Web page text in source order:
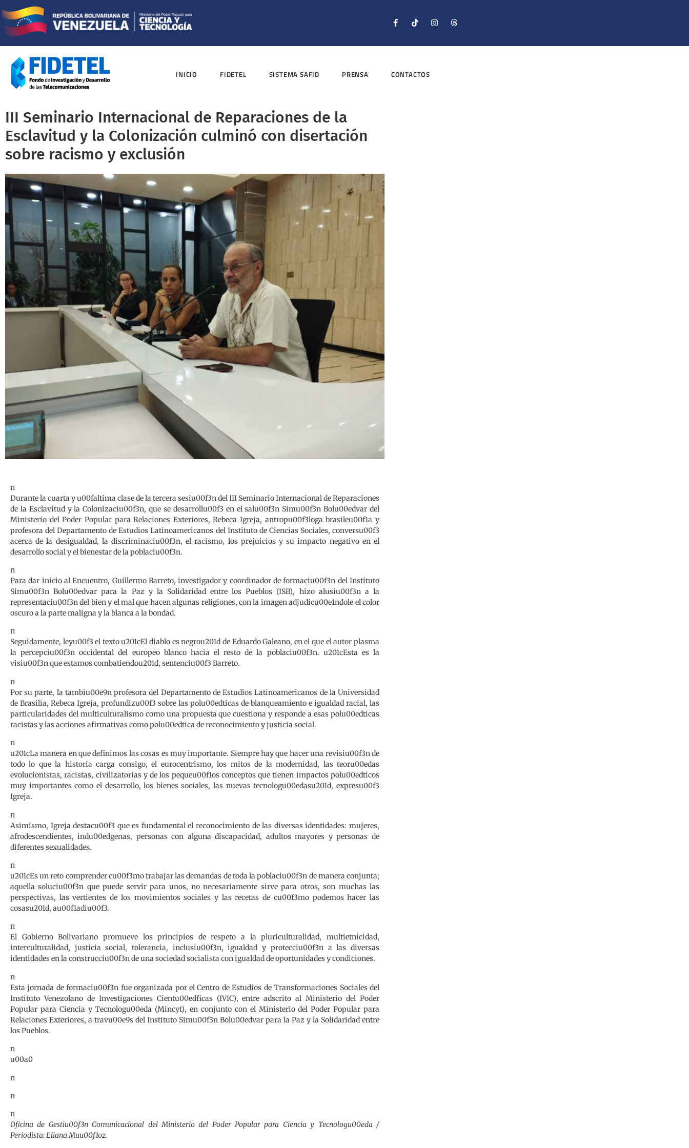
INICIO FIDETEL SISTEMA SAFID PRENSA CONTACTOS
III Seminario Internacional de Reparaciones de la
Esclavitud y la Colonización culminó con disertación
sobre racismo y exclusión
n
Durante la cuarta y u00faltima clase de la tercera sesiu00f3n del III Seminario Internacional de Reparaciones
de la Esclavitud y la Colonizaciu00f3n, que se desarrollu00f3 en el salu00f3n Simu00f3n Bolu00edvar del
Ministerio del Poder Popular para Relaciones Exteriores, Rebeca Igreja, antropu00f3loga brasileu00f1a y
profesora del Departamento de Estudios Latinoamericanos del Instituto de Ciencias Sociales, conversu00f3
acerca de la desigualdad, la discriminaciu00f3n, el racismo, los prejuicios y su impacto negativo en el
desarrollo social y el bienestar de la poblaciu00f3n.
n
Para dar inicio al Encuentro, Guillermo Barreto, investigador y coordinador de formaciu00f3n del Instituto
Simu00f3n Bolu00edvar para la Paz y la Solidaridad entre los Pueblos (ISB), hizo alusiu00f3n a la
representaciu00f3n del bien y el mal que hacen algunas religiones, con la imagen adjudicu00e1ndole el color
oscuro a la parte maligna y la blanca a la bondad.
n
Seguidamente, leyu00f3 el texto u201cEl diablo es negrou201d de Eduardo Galeano, en el que el autor plasma
la percepciu00f3n occidental del europeo blanco hacia el resto de la poblaciu00f3n. u201cEsta es la
visiu00f3n que estamos combatiendou201d, sentenciu00f3 Barreto.
n
Por su parte, la tambiu00e9n profesora del Departamento de Estudios Latinoamericanos de la Universidad
de Brasilia, Rebeca Igreja, profundizu00f3 sobre las polu00edticas de blanqueamiento e igualdad racial, las
particularidades del multiculturalismo como una propuesta que cuestiona y responde a esas polu00edticas
racistas y las acciones afirmativas como polu00edtica de reconocimiento y justicia social.
n
u201cLa manera en que definimos las cosas es muy importante. Siempre hay que hacer una revisiu00f3n de
todo lo que la historia carga consigo, el eurocentrismo, los mitos de la modernidad, las teoru00edas
evolucionistas, racistas, civilizatorias y de los pequeu00f1os conceptos que tienen impactos polu00edticos
muy importantes como el desarrollo, los bienes sociales, las nuevas tecnologu00edasu201d, expresu00f3
Igreja.
n
Asimismo, Igreja destacu00f3 que es fundamental el reconocimiento de las diversas identidades: mujeres,
afrodescendientes, indu00edgenas, personas con alguna discapacidad, adultos mayores y personas de
diferentes sexualidades.
n
u201cEs un reto comprender cu00f3mo trabajar las demandas de toda la poblaciu00f3n de manera conjunta;
aquella soluciu00f3n que puede servir para unos, no necesariamente sirve para otros, son muchas las
perspectivas, las vertientes de los movimientos sociales y las recetas de cu00f3mo podemos hacer las
cosasu201d, au00f1adiu00f3.
n
El Gobierno Bolivariano promueve los principios de respeto a la pluriculturalidad, multietnicidad,
interculturalidad, justicia social, tolerancia, inclusiu00f3n, igualdad y protecciu00f3n a las diversas
identidades en la construcciu00f3n de una sociedad socialista con igualdad de oportunidades y condiciones.
n
Esta jornada de formaciu00f3n fue organizada por el Centro de Estudios de Transformaciones Sociales del
Instituto Venezolano de Investigaciones Cientu00edficas (IVIC), entre adscrito al Ministerio del Poder
Popular para Ciencia y Tecnologu00eda (Mincyt), en conjunto con el Ministerio del Poder Popular para
Relaciones Exteriores, a travu00e9s del Instituto Simu00f3n Bolu00edvar para la Paz y la Solidaridad entre
los Pueblos.
n
u00a0
n
n
n
Oficina de Gestiu00f3n Comunicacional del Ministerio del Poder Popular para Ciencia y Tecnologu00eda /
Periodista: Eliana Muu00f1oz.